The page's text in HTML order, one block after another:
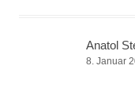
Anatol
8. Januar